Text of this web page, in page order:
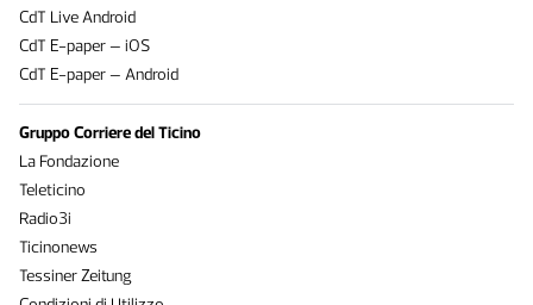
CdT Live Android
CdT E-paper – iOS
CdT E-paper – Android
Gruppo Corriere del Ticino
La Fondazione
Teleticino
Radio3i
Ticinonews
Tessiner Zeitung